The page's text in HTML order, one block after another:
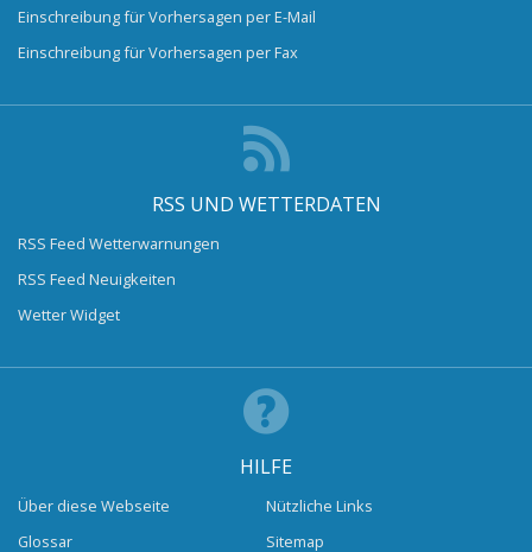
Einschreibung für Vorhersagen per E-Mail
Einschreibung für Vorhersagen per Fax
RSS UND WETTERDATEN
RSS Feed Wetterwarnungen
RSS Feed Neuigkeiten
Wetter Widget
HILFE
Über diese Webseite
Glossar
Nützliche Links
Sitemap